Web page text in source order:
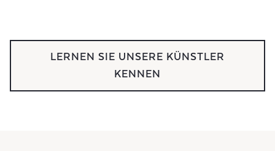
LERNEN SIE UNSERE KÜNSTLER
KENNEN